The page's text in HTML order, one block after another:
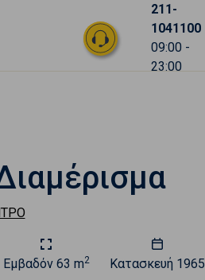
211-
1041100
09:00 -
23:00
Εμβαδόν 63 m2 Κατασκευή 1965